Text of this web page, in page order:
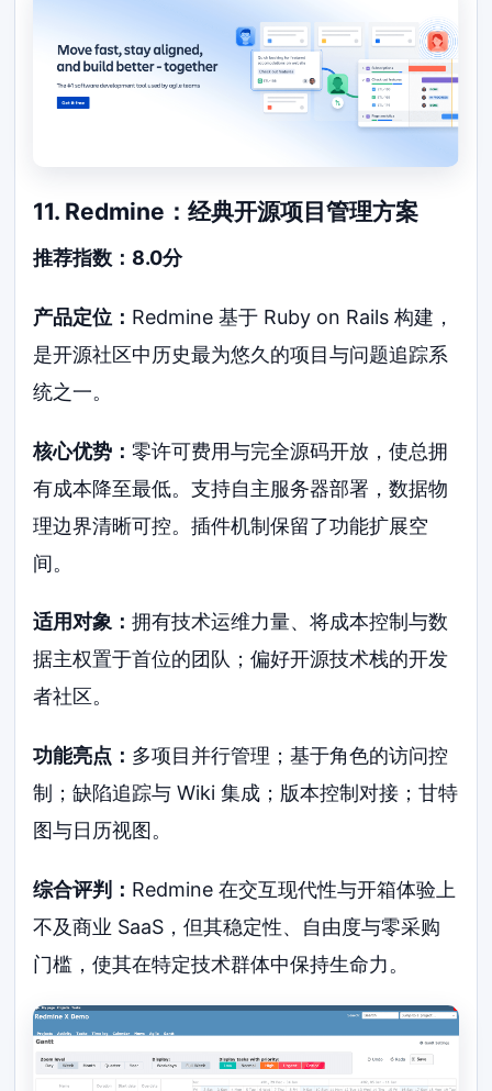
11. Redmine：经典开源项目管理方案
推荐指数：8.0分
产品定位： Redmine 基于 Ruby on Rails 构建，
是开源社区中历史最为悠久的项目与问题追踪系
统之一。
核心优势：零许可费用与完全源码开放，使总拥
有成本降至最低。支持自主服务器部署，数据物
理边界清晰可控。插件机制保留了功能扩展空
间。
适用对象：拥有技术运维力量、将成本控制与数
据主权置于首位的团队；偏好开源技术栈的开发
者社区。
功能亮点： 多项目并行管理；基于角色的访问控
制；缺陷追踪与 Wiki 集成；版本控制对接；甘特
图与日历视图。
综合评判： Redmine 在交互现代性与开箱体验上
不及商业 SaaS，但其稳定性、自由度与零采购
门槛，使其在特定技术群体中保持生命力。